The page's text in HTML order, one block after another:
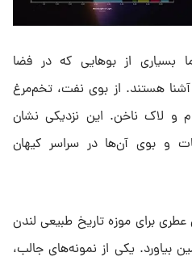
بسیاری از بوهایی که در فضا
هستند. از بوی نفت، تخم‌مرغ
و لاک ناخن. این نزدیکی نشان
و بوی آن‌ها در سراسر کیهان
عطری برای موزه تاریخ طبیعی لندن
بیاورد. یکی از نمونه‌های جالب،